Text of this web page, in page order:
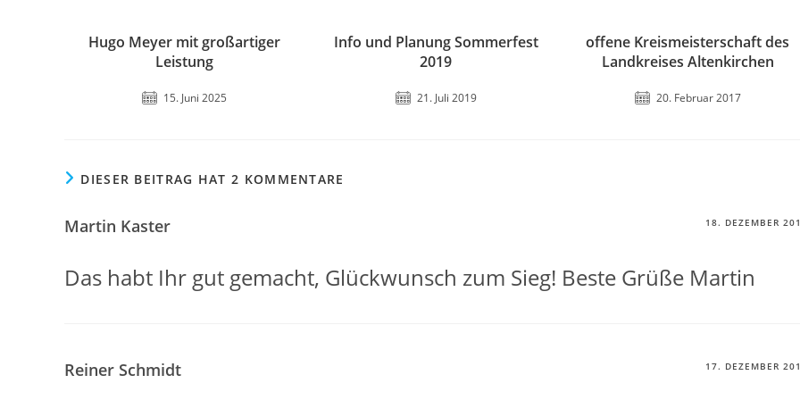
Hugo Meyer mit großartiger
Leistung
15. Juni 2025
Info und Planung Sommerfest
2019
21. Juli 2019
offene Kreismeisterschaft des
Landkreises Altenkirchen
20. Februar 2017
DIESER BEITRAG HAT 2 KOMMENTARE
Martin Kaster 18. DEZEMBER
Das habt Ihr gut gemacht, Glückwunsch zum Sieg! Beste Grüße Martin
Reiner Schmidt 17. DEZEMBER